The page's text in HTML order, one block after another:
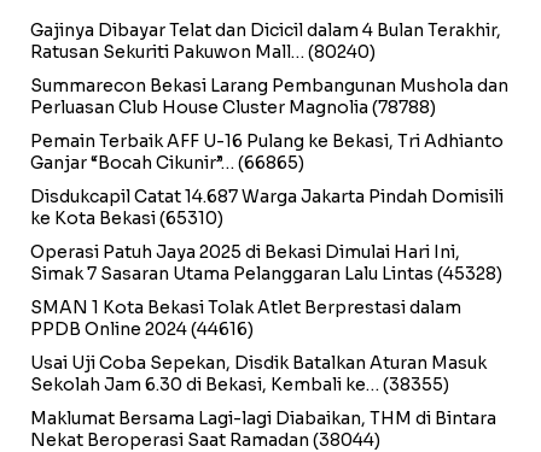
Gajinya Dibayar Telat dan Dicicil dalam 4 Bulan Terakhir,
Ratusan Sekuriti Pakuwon Mall… (80240)
Summarecon Bekasi Larang Pembangunan Mushola dan
Perluasan Club House Cluster Magnolia (78788)
Pemain Terbaik AFF U-16 Pulang ke Bekasi, Tri Adhianto
Ganjar “Bocah Cikunir”… (66865)
Disdukcapil Catat 14.687 Warga Jakarta Pindah Domisili
ke Kota Bekasi(65310)
Operasi Patuh Jaya 2025 di Bekasi Dimulai Hari Ini,
Simak 7 Sasaran Utama Pelanggaran Lalu Lintas (45328)
SMAN 1 Kota Bekasi Tolak Atlet Berprestasi dalam
PPDB Online 2024(44616)
Usai Uji Coba Sepekan, Disdik Batalkan Aturan Masuk
Sekolah Jam 6.30 di Bekasi, Kembali ke… (38355)
Maklumat Bersama Lagi-lagi Diabaikan, THM di Bintara
Nekat Beroperasi Saat Ramadan (38044)